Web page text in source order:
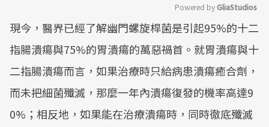
Mute
Powered by GliaStudios
現今，醫界已經了解幽門螺旋桿菌是引起95%的十二
指腸潰瘍與75%的胃潰瘍的萬惡禍首。就胃潰瘍與十
二指腸潰瘍而言，如果治療時只給病患潰瘍癒合劑，
而未把細菌殲滅，那麼一年內潰瘍復發的機率高達9
0%；相反地，如果能在治療潰瘍時，同時徹底殲滅